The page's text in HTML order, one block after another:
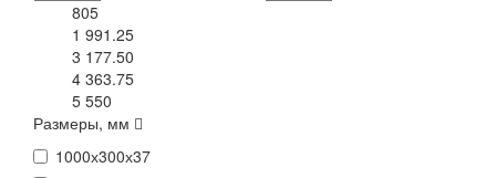
805
1 991.25
3 177.50
4 363.75
5 550
Размеры, мм
1000х300х37